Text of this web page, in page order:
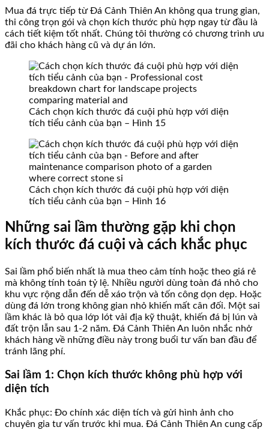
Mua đá trực tiếp từ Đá Cảnh Thiên An không qua trung gian,
thi công trọn gói và chọn kích thước phù hợp ngay từ đầu là
cách tiết kiệm tốt nhất. Chúng tôi thường có chương trình ưu
đãi cho khách hàng cũ và dự án lớn.
Cách chọn kích thước đá cuội phù hợp với diện
tích tiểu cảnh của bạn – Hình 15
Cách chọn kích thước đá cuội phù hợp với diện
tích tiểu cảnh của bạn – Hình 16
Những sai lầm thường gặp khi chọn
kích thước đá cuội và cách khắc phục
Sai lầm phổ biến nhất là mua theo cảm tính hoặc theo giá rẻ
mà không tính toán tỷ lệ. Nhiều người dùng toàn đá nhỏ cho
khu vực rộng dẫn đến dễ xáo trộn và tốn công dọn dẹp. Hoặc
dùng đá lớn trong không gian nhỏ khiến mất cân đối. Một sai
lầm khác là bỏ qua lớp lót vải địa kỹ thuật, khiến đá bị lún và
đất trộn lẫn sau 1-2 năm. Đá Cảnh Thiên An luôn nhắc nhở
khách hàng về những điều này trong buổi tư vấn ban đầu để
tránh lãng phí.
Sai lầm 1: Chọn kích thước không phù hợp với
diện tích
Khắc phục: Đo chính xác diện tích và gửi hình ảnh cho
chuyên gia tư vấn trước khi mua. Đá Cảnh Thiên An cung cấp